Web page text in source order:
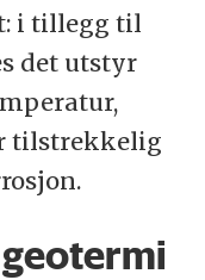
i tillegg til
det utstyr
tilstrekkelig